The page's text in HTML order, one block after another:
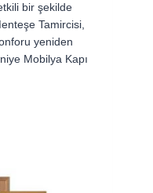
bir şekilde
Tamircisi,
yeniden
Mobilya Kapı